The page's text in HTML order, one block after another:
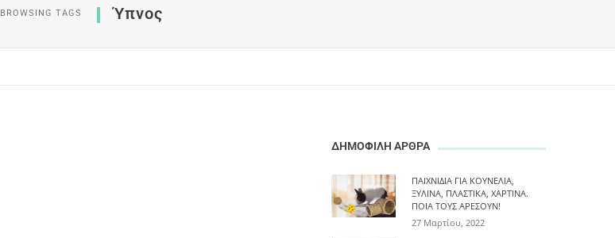
BROWSING TAGS Ύπνος
ΔΗΜΟΦΙΛΗ ΑΡΘΡΑ
ΠΑΙΧΝΊΔΙΑ ΓΙΑ ΚΟΥΝΈΛΙΑ,
ΞΎΛΙΝΑ, ΠΛΑΣΤΙΚΆ, ΧΆΡΤΙΝΑ.
ΠΟΙΑ ΤΟΥΣ ΑΡΈΣΟΥΝ!
27 Μαρτίου, 2022